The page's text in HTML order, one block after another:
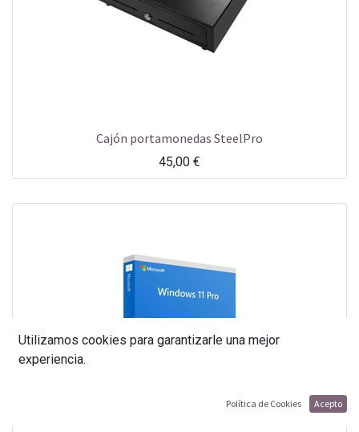
Cajón portamonedas SteelPro
45,00 €
Utilizamos cookies para garantizarle una mejor
experiencia.
Política de Cookies Acepto